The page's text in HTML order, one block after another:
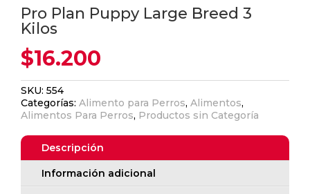
Pro Plan Puppy Large Breed 3
Kilos
$16.200
SKU:554
Categorías:Alimento para Perros,Alimentos,
Alimentos Para Perros, Productos sin Categoría
Descripción
Información adicional